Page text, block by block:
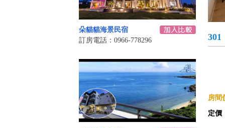
朵貓貓海景民宿
訂房電話：0966-778296
301
房間
定價